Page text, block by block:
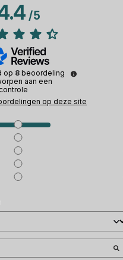
/5
op 8 beoordeling
aan een
controle
op deze site